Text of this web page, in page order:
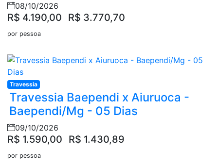
08/10/2026
R$ 4.190,00 R$ 3.770,70
por pessoa
Travessia
Travessia Baependi x Aiuruoca -
Baependi/Mg - 05 Dias
09/10/2026
R$ 1.590,00 R$ 1.430,89
por pessoa